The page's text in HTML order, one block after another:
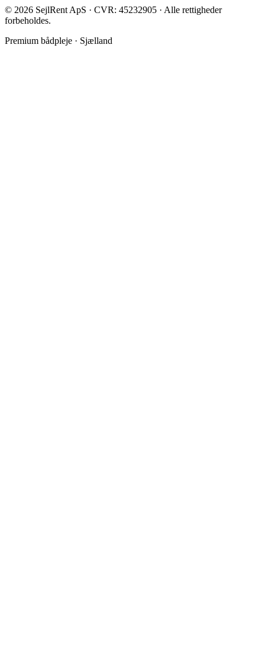
© 2026 SejlRent ApS · CVR: 45232905 · Alle rettigheder
forbeholdes.
Premium bådpleje · Sjælland